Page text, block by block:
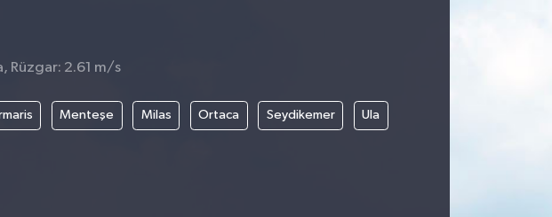
Rüzgar: 2.61 m/s
Menteşe Milas Ortaca Seydikemer Ula